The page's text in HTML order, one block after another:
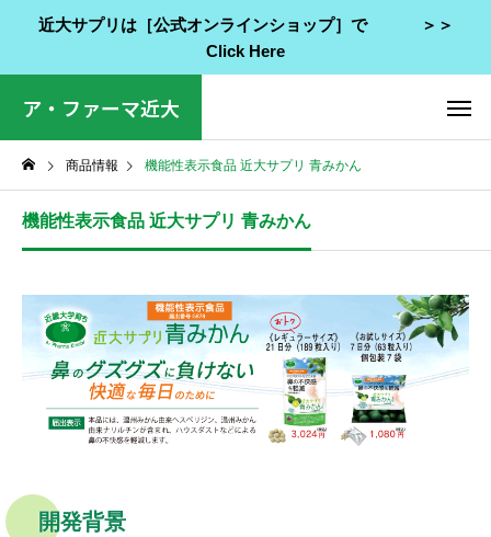
近大サプリは［公式オンラインショップ］で ＞＞
Click Here
ア・ファーマ近大
商品情報 機能性表示食品 近大サプリ 青みかん
機能性表示食品 近大サプリ 青みかん
開発背景